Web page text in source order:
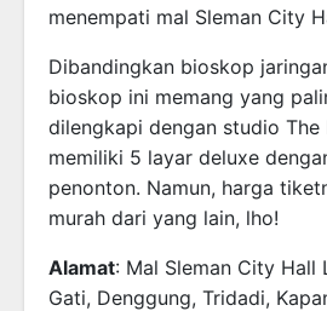
menempati mal Sleman City
Dibandingkan bioskop
bioskop ini memang yang
dilengkapi dengan studio The
memiliki 5 layar deluxe
penonton. Namun, harga
murah dari yang lain, lho!
Alamat: Mal Sleman City Hall
Gati, Denggung, Tridadi,